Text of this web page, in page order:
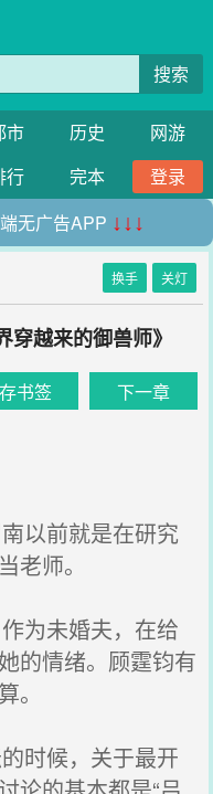
搜索
市 历史
网游
行 完本
登录
无广告APP ↓↓↓
换手 关灯
越来的御兽师》
存书签 下一章
以前就是在研究
老师。
为未婚夫，在给
的情绪。顾霆钧有
。
时候，关于最开